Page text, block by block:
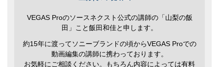
VEGAS Proのソースネクスト公式の講師の「山梨の飯
田」こと飯田和佳と申します。
約15年に渡ってソニーブランドの頃からVEGAS Proでの
動画編集の講師に携わっております。
お気軽にご相談ください。もちろん内容によっては有料